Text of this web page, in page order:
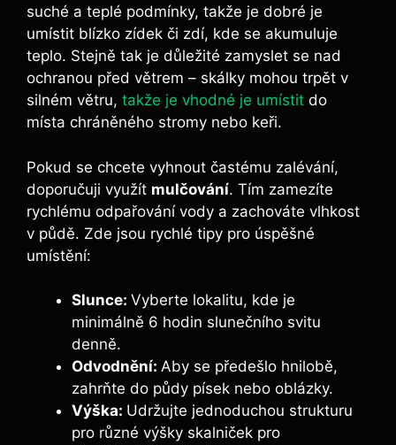
suché a teplé podmínky, takže je dobré je
umístit blízko zídek či zdí, kde se akumuluje
teplo. Stejně tak je důležité zamyslet se nad
ochranou před větrem – skálky mohou trpět v
silném větru, takže je vhodné je umístit do
místa chráněného stromy nebo keři.
Pokud se chcete vyhnout častému zalévání,
doporučuji využít mulčování. Tím zamezíte
rychlému odpařování vody a zachováte vlhkost
v půdě. Zde jsou rychlé tipy pro úspěšné
umístění:
Slunce: Vyberte lokalitu, kde je
minimálně 6 hodin slunečního svitu
denně.
Odvodnění: Aby se předešlo hnilobě,
zahrňte do půdy písek nebo oblázky.
Výška: Udržujte jednoduchou strukturu
pro různé výšky skalniček pro